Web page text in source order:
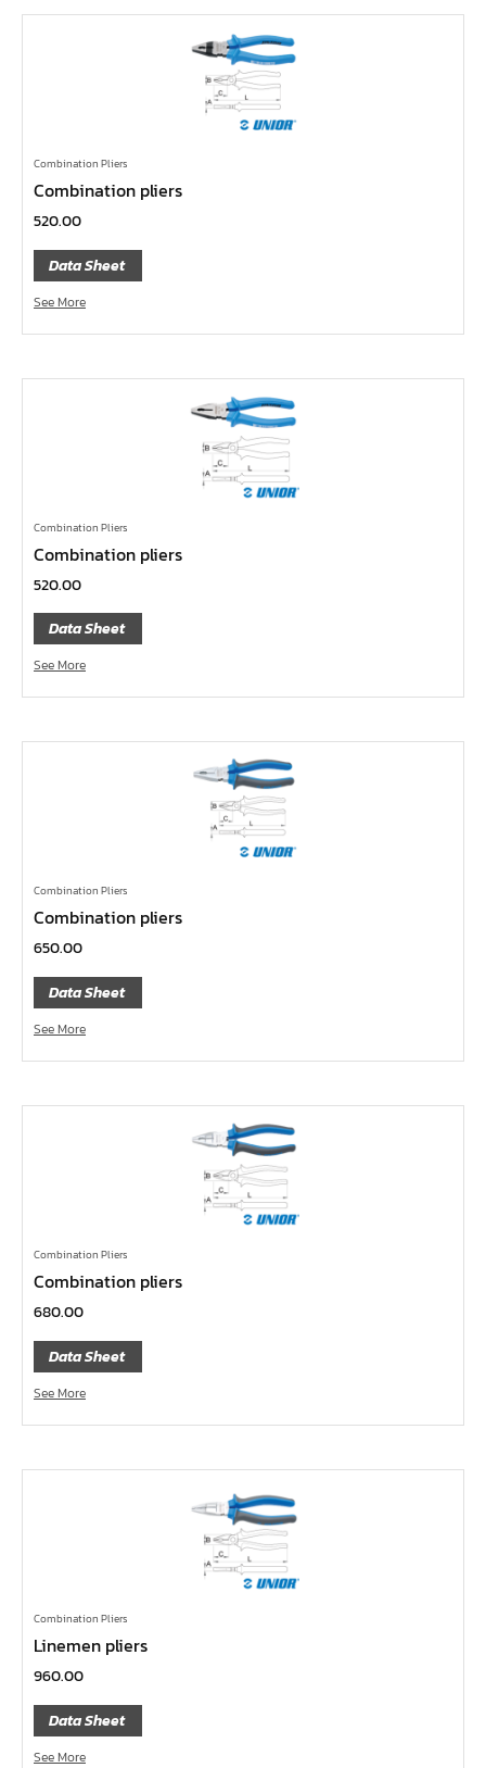
คีมปากจิ้งจก
บ๊อกซ์เดือยโผล่ Z-Series หกเหลี่ยม,ท๊อกซ์ ขนาด 1/4",
3/8", 1/2"
ด้ามฟรี, ด้ามบ๊อกซ์ Z-Series ขนาด 1/4", 3/8", 1/2"
ลูกบ๊อกซ์ สั้น, ยาว Koken Z-Series ขนาด 1/4", 3/8", 1/2"
ข้อต่อ Z-Series ขนาด 1/4", 3/8", 1/2"
ข้อต่อ
ด้ามขันบ๊อกซ์, ด้ามเลื่อน, ด้ามขันตัวแอล, ด้ามควง
ด้ามฟรี
บ๊อกซ์เดือยโผล่
ประแจตะขอ
เหล็กส่ง, เหล็กสกัด, เหล็กตอก
เครื่องมือก่อสร้าง
ลูกบ๊อกซ์ลม
ลูกบ๊อกซ์
กล่องเครื่องมือ
ประแจ-แหวน-ปากตาย
ไขควง
แปรงทาสี
ต๊าป แอ๊ปโก้ ABPCO
ลูกบ๊อกซ์ การบิน AeroSpace Standard AS954E สั้น ยาว
บ๊อกข้ออ่อน 1/4"
ไขควงตอก
ไขควงข้อต่อ
ไขควงท๊อกซ์,ไขควงท๊อกซ์มีรู
ไขควงแฉก Pozi
ไขควงแฉก
ข้อลด
ข้อเพิ่ม
หัวขัน
Combination Pliers
Combination pliers
520.00
Data Sheet
See More
Combination Pliers
Combination pliers
520.00
Data Sheet
See More
Combination Pliers
Combination pliers
650.00
Data Sheet
See More
Combination Pliers
Combination pliers
680.00
Data Sheet
See More
Combination Pliers
Linemen pliers
960.00
Data Sheet
See More